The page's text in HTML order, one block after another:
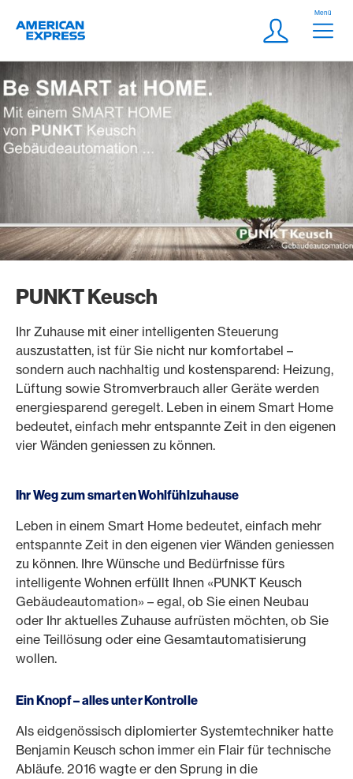
Logo
Meta
Login
Menü
PUNKT Keusch
Ihr Zuhause mit einer intelligenten Steuerung
auszustatten, ist für Sie nicht nur komfortabel –
sondern auch nachhaltig und kostensparend: Heizung,
Lüftung sowie Stromverbrauch aller Geräte werden
energiesparend geregelt. Leben in einem Smart Home
bedeutet, einfach mehr entspannte Zeit in den eigenen
vier Wänden geniessen zu können.
Ihr Weg zum smarten Wohlfühlzuhause
Leben in einem Smart Home bedeutet, einfach mehr
entspannte Zeit in den eigenen vier Wänden geniessen
zu können. Ihre Wünsche und Bedürfnisse fürs
intelligente Wohnen erfüllt Ihnen «PUNKT Keusch
Gebäudeautomation» – egal, ob Sie einen Neubau
oder Ihr aktuelles Zuhause aufrüsten möchten, ob Sie
eine Teillösung oder eine Gesamtautomatisierung
wollen.
Ein Knopf – alles unter Kontrolle
Als eidgenössisch diplomierter Systemtechniker hatte
Benjamin Keusch schon immer ein Flair für technische
Abläufe. 2016 wagte er den Sprung in die